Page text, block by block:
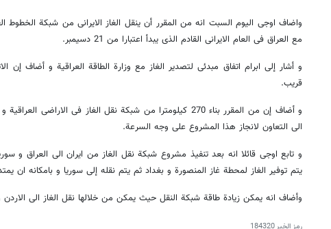
واضاف اوجی الیوم السبت انه من المقرر أن ینقل الغاز الایرانی من شبکة الخطوط
مع العراق فی العام الایرانی القادم الذی یبدأ اعتبارا من 21 دسیمبر.
و أشار إلی ابرام اتفاق مبدئی لتصدیر الغاز مع وزارة الطاقة العراقیة و أضاف إن
قریب.
و أضاف إن من المقرر بناء 270 کیلومترا من شبکة نقل الغاز فی الاراضی
الی التعاون لانجاز هذا المشروع علی وجه السرعة.
و تابع اوجی قائلا انه بعد تنفیذ مشروع شبکة نقل الغاز من ایران الی العراق و
یتم توفیر الغاز لمحطة غاز المنصورة و بغداد ثم یتم نقله إلی سوریا و بامکانه ان
وأضاف انه یمکن زیادة طاقة شبکة النقل حیث یمکن من خلالها نقل الغاز الی الاردن
رمز الخبر184320